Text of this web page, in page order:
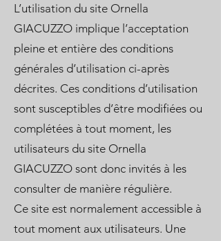
L’utilisation du site Ornella
GIACUZZO implique l’acceptation
pleine et entière des conditions
générales d’utilisation ci-après
décrites. Ces conditions d’utilisation
sont susceptibles d’être modifiées ou
complétées à tout moment, les
utilisateurs du site Ornella
GIACUZZO sont donc invités à les
consulter de manière régulière.
Ce site est normalement accessible à
tout moment aux utilisateurs. Une